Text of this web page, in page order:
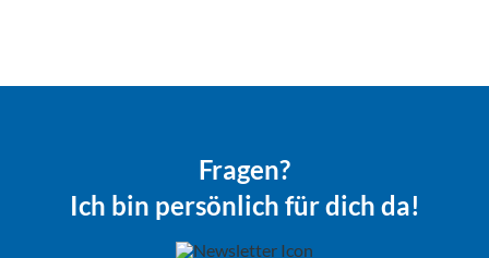
Fragen?
Ich bin persönlich für dich da!